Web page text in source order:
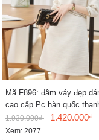
Mã F896: đầm váy đẹp
cao cấp Pc hàn quốc
mới
1.930.000₫ 1.420.000₫
Xem: 2077